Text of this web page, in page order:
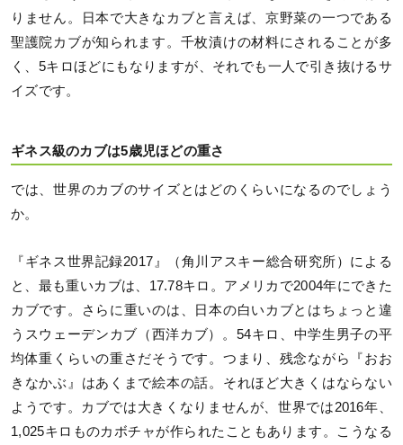
りません。日本で大きなカブと言えば、京野菜の一つである
聖護院カブが知られます。千枚漬けの材料にされることが多
く、5キロほどにもなりますが、それでも一人で引き抜けるサ
イズです。
ギネス級のカブは5歳児ほどの重さ
では、世界のカブのサイズとはどのくらいになるのでしょう
か。
『ギネス世界記録2017』（角川アスキー総合研究所）による
と、最も重いカブは、17.78キロ。アメリカで2004年にできた
カブです。さらに重いのは、日本の白いカブとはちょっと違
うスウェーデンカブ（西洋カブ）。54キロ、中学生男子の平
均体重くらいの重さだそうです。つまり、残念ながら『おお
きなかぶ』はあくまで絵本の話。それほど大きくはならない
ようです。カブでは大きくなりませんが、世界では2016年、
1,025キロものカボチャが作られたこともあります。こうなる